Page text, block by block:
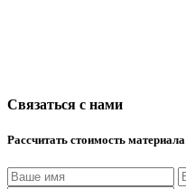
Связаться с нами
Рассчитать стоимость материала